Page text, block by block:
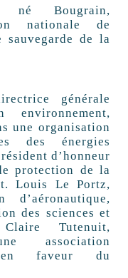
né Bougrain,
nationale de
de la
générale
environnement,
une organisation
des énergies
d’honneur
protection de la
Louis Le Portz,
d’aéronautique,
des sciences et
Claire Tutenuit,
association
en faveur du